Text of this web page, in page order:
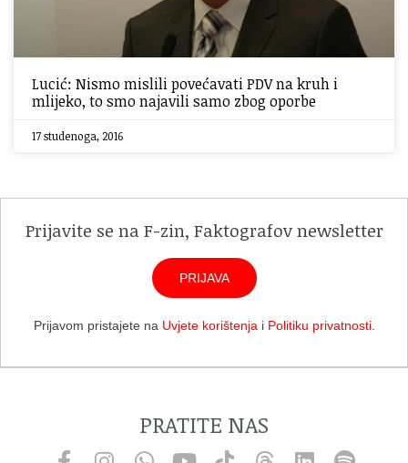
Lucić: Nismo mislili povećavati PDV na kruh i
mlijeko, to smo najavili samo zbog oporbe
17 studenoga, 2016
Prijavite se na F-zin, Faktografov newsletter
PRIJAVA
Prijavom pristajete na Uvjete korištenja i Politiku privatnosti.
PRATITE NAS